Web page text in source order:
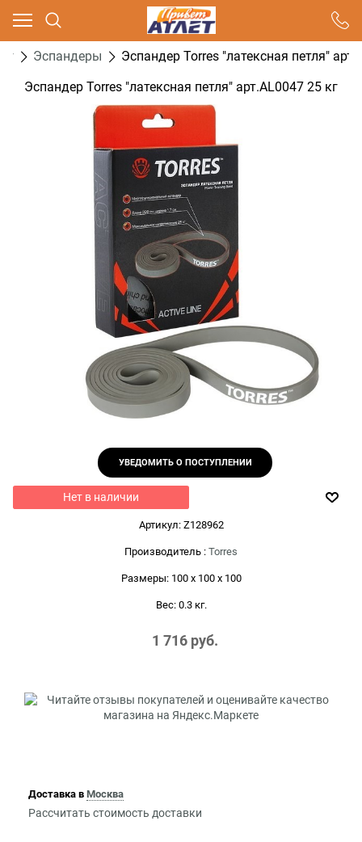
Эспандеры
Эспандер Torres "латексная петля"
Эспандер Torres "латексная петля" арт.AL0047 25 кг
УВЕДОМИТЬ О ПОСТУПЛЕНИИ
Нет в наличии
Артикул: Z128962
Производитель : Torres
Размеры: 100 x 100 x 100
Вес: 0.3кг.
1 716 руб.
Доставка в Москва
Рассчитать стоимость доставки
Ваш город - Москва,
угадали?
ДА НЕТ